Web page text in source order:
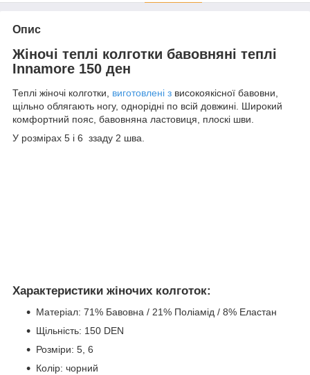
Опис
Жіночі теплі колготки бавовняні теплі
Innamore 150 ден
Теплі жіночі колготки, виготовлені з високоякісної бавовни,
щільно облягають ногу, однорідні по всій довжині. Широкий
комфортний пояс, бавовняна ластовиця, плоскі шви.
У розмірах 5 і 6 ззаду 2 шва.
Характеристики жіночих колготок:
Матеріал: 71% Бавовна / 21% Поліамід / 8% Еластан
Щільність: 150 DEN
Розміри: 5, 6
Колір: чорний